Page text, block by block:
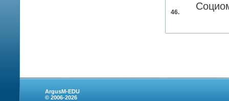
46.
ArgusM-EDU
© 2006-2026